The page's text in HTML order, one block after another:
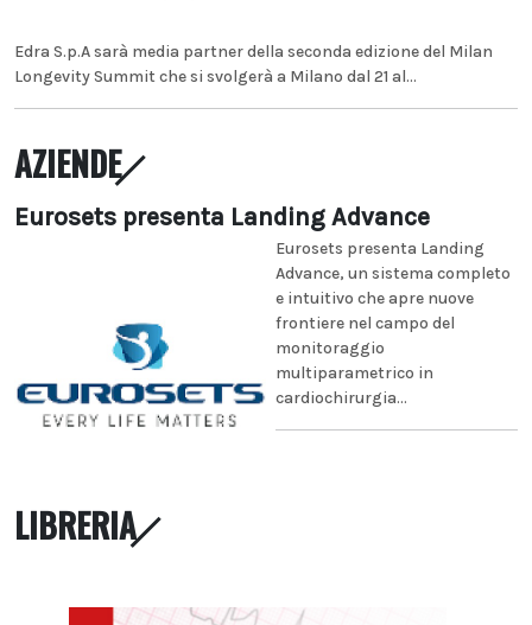
Edra S.p.A sarà media partner della seconda edizione del Milan
Longevity Summit che si svolgerà a Milano dal 21 al...
AZIENDE
Eurosets presenta Landing Advance
Eurosets presenta Landing
Advance, un sistema completo
e intuitivo che apre nuove
frontiere nel campo del
monitoraggio
multiparametrico in
cardiochirurgia...
LIBRERIA